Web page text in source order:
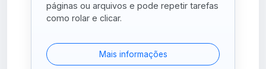
páginas ou arquivos e pode repetir tarefas
como rolar e clicar.
Mais informações